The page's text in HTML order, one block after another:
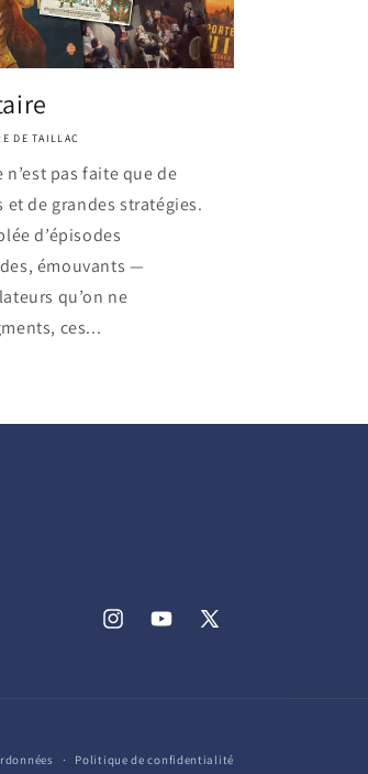
DE TAILLAC
pas faite que de
et de grandes stratégies.
d’épisodes
émouvants —
qu’on ne
ces...
InstagramYouTube
X
Politique de confidentialité